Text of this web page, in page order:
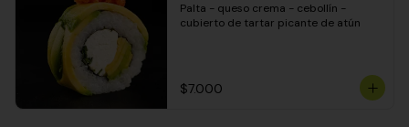
Palta - queso crema - cebollín -
cubierto de tartar picante de atún
$7.000